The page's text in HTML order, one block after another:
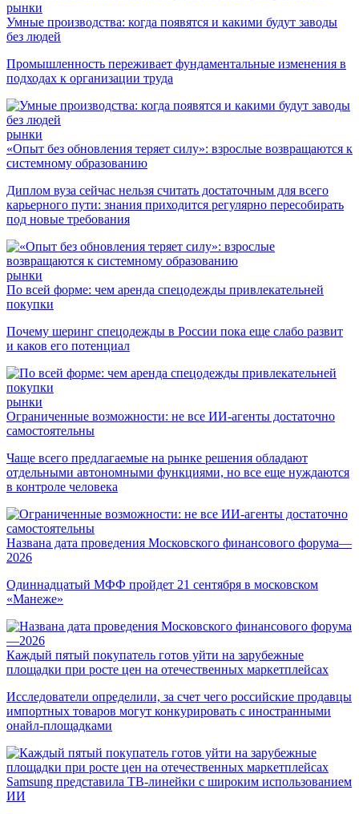
рынки
Умные производства: когда появятся и какими будут заводы
без людей
Промышленность переживает фундаментальные изменения в
подходах к организации труда
рынки
«Опыт без обновления теряет силу»: взрослые возвращаются к
системному образованию
Диплом вуза сейчас нельзя считать достаточным для всего
карьерного пути: знания приходится регулярно пересобирать
под новые требования
рынки
По всей форме: чем аренда спецодежды привлекательней
покупки
Почему шеринг спецодежды в России пока еще слабо развит
и каков его потенциал
рынки
Ограниченные возможности: не все ИИ-агенты достаточно
самостоятельны
Чаще всего предлагаемые на рынке решения обладают
отдельными автономными функциями, но все еще нуждаются
в контроле человека
Названа дата проведения Московского финансового форума—
2026
Одиннадцатый МФФ пройдет 21 сентября в московском
«Манеже»
Каждый пятый покупатель готов уйти на зарубежные
площадки при росте цен на отечественных маркетплейсах
Исследователи определили, за счет чего российские продавцы
импортных товаров могут конкурировать с иностранными
онайл-площадками
Samsung представила ТВ-линейки с широким использованием
ИИ